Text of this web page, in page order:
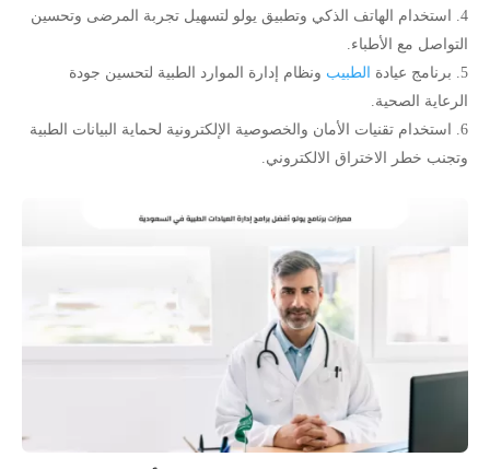
استخدام الهاتف الذكي وتطبيق يولو لتسهيل تجربة المرضى وتحسين
التواصل مع الأطباء.
برنامج عيادة
الطبيب ونظام إدارة الموارد الطبية لتحسين جودة
الرعاية الصحية.
استخدام تقنيات الأمان والخصوصية الإلكترونية لحماية البيانات الطبية
وتجنب خطر الاختراق الالكتروني.